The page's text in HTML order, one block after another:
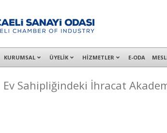
sanayi kuruluşuna uzman çalışanları ile İzmit Merkez,
KURUMSAL ÜYELİK HİZMETLER E-ODA
Ev Sahipliğindeki İhracat